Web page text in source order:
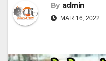
By admin
MAR 16, 2022